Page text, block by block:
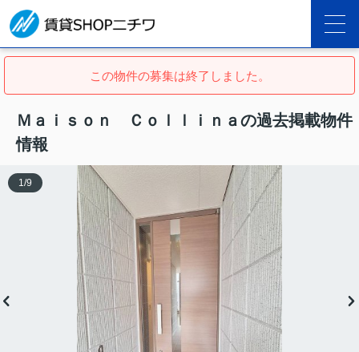
この物件の募集は終了しました。
Ｍａｉｓｏｎ Ｃｏｌｌｉｎａの過去掲載物件
情報
1 /9